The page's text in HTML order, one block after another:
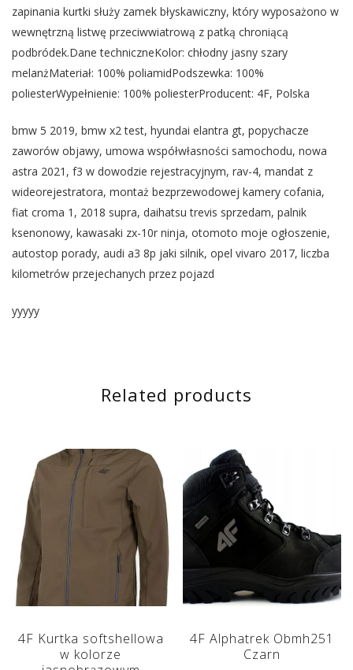
zapinania kurtki służy zamek błyskawiczny, który wyposażono w
wewnętrzną listwę przeciwwiatrową z patką chroniącą
podbródek.Dane techniczneKolor: chłodny jasny szary
melanżMateriał: 100% poliamidPodszewka: 100%
poliesterWypełnienie: 100% poliesterProducent: 4F, Polska
bmw 5 2019, bmw x2 test, hyundai elantra gt, popychacze
zaworów objawy, umowa współwłasności samochodu, nowa
astra 2021, f3 w dowodzie rejestracyjnym, rav-4, mandat z
wideorejestratora, montaż bezprzewodowej kamery cofania,
fiat croma 1, 2018 supra, daihatsu trevis sprzedam, palnik
ksenonowy, kawasaki zx-10r ninja, otomoto moje ogłoszenie,
autostop porady, audi a3 8p jaki silnik, opel vivaro 2017, liczba
kilometrów przejechanych przez pojazd
yyyyy
Related products
4F Kurtka softshellowa
w kolorze
4F Alphatrek Obmh251
Czarn